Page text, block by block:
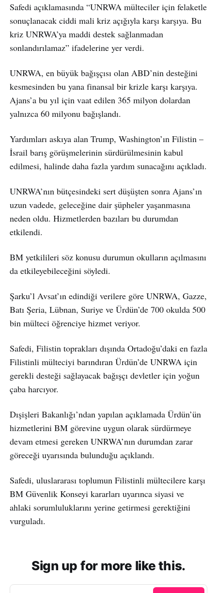
Safedi açıklamasında “UNRWA mülteciler için felaketle
sonuçlanacak ciddi mali kriz açığıyla karşı karşıya. Bu
kriz UNRWA’ya maddi destek sağlanmadan
sonlandırılamaz” ifadelerine yer verdi.
UNRWA, en büyük bağışçısı olan ABD’nin desteğini
kesmesinden bu yana finansal bir krizle karşı karşıya.
Ajans’a bu yıl için vaat edilen 365 milyon dolardan
yalnızca 60 milyonu bağışlandı.
Yardımları askıya alan Trump, Washington’ın Filistin –
İsrail barış görüşmelerinin sürdürülmesinin kabul
edilmesi, halinde daha fazla yardım sunacağını açıkladı.
UNRWA’nın bütçesindeki sert düşüşten sonra Ajans’ın
uzun vadede, geleceğine dair şüpheler yaşanmasına
neden oldu. Hizmetlerden bazıları bu durumdan
etkilendi.
BM yetkilileri söz konusu durumun okulların açılmasını
da etkileyebileceğini söyledi.
Şarku’l Avsat’ın edindiği verilere göre UNRWA, Gazze,
Batı Şeria, Lübnan, Suriye ve Ürdün’de 700 okulda 500
bin mülteci öğrenciye hizmet veriyor.
Safedi, Filistin toprakları dışında Ortadoğu’daki en fazla
Filistinli mülteciyi barındıran Ürdün’de UNRWA için
gerekli desteği sağlayacak bağışçı devletler için yoğun
çaba harcıyor.
Dışişleri Bakanlığı’ndan yapılan açıklamada Ürdün’ün
hizmetlerini BM görevine uygun olarak sürdürmeye
devam etmesi gereken UNRWA’nın durumdan zarar
göreceği uyarısında bulunduğu açıklandı.
Safedi, uluslararası toplumun Filistinli mültecilere karşı
BM Güvenlik Konseyi kararları uyarınca siyasi ve
ahlaki sorumluluklarını yerine getirmesi gerektiğini
vurguladı.
Sign up for more like this.